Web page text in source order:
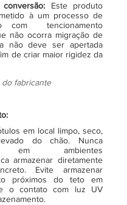
Este produto
à um processo de
com tencionamento
não ocorra migração de
não deve ser apertada
de criar maior rigidez da
do fabricante
em local limpo, seco,
do chão. Nunca
em ambientes
armazenar diretamente
Evite armazenar
próximos do teto em
o contato com luz UV